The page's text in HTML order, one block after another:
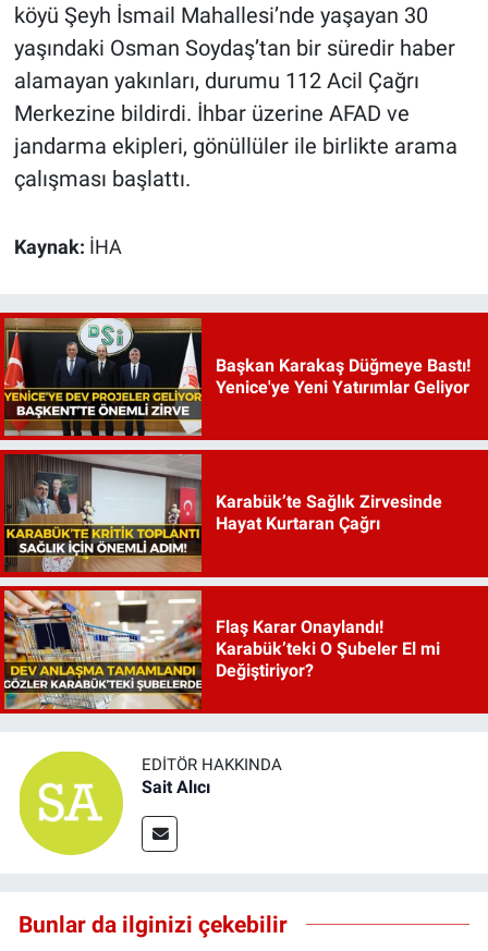
köyü Şeyh İsmail Mahallesi’nde yaşayan 30
yaşındaki Osman Soydaş’tan bir süredir haber
alamayan yakınları, durumu 112 Acil Çağrı
Merkezine bildirdi. İhbar üzerine AFAD ve
jandarma ekipleri, gönüllüler ile birlikte arama
çalışması başlattı.
Kaynak: İHA
Başkan Karakaş Düğmeye Bastı!
Yenice'ye Yeni Yatırımlar Geliyor
Karabük’te Sağlık Zirvesinde
Hayat Kurtaran Çağrı
Flaş Karar Onaylandı!
Karabük’teki O Şubeler El mi
Değiştiriyor?
EDITÖR HAKKINDA
Sait Alıcı
Bunlar da ilginizi çekebilir